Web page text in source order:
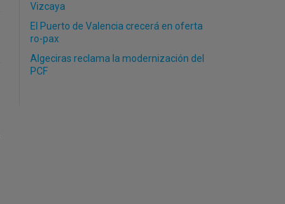
Vizcaya
El Puerto de Valencia crecerá en oferta
ro-pax
Algeciras reclama la modernización del
PCF